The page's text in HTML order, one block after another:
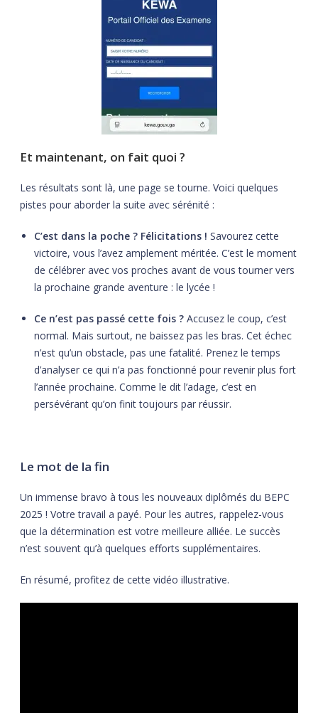
Et maintenant, on fait quoi ?
Les résultats sont là, une page se tourne. Voici quelques
pistes pour aborder la suite avec sérénité :
C’est dans la poche ? Félicitations ! Savourez cette
victoire, vous l’avez amplement méritée. C’est le moment
de célébrer avec vos proches avant de vous tourner vers
la prochaine grande aventure : le lycée !
Ce n’est pas passé cette fois ? Accusez le coup, c’est
normal. Mais surtout, ne baissez pas les bras. Cet échec
n’est qu’un obstacle, pas une fatalité. Prenez le temps
d’analyser ce qui n’a pas fonctionné pour revenir plus fort
l’année prochaine. Comme le dit l’adage, c’est en
persévérant qu’on finit toujours par réussir.
Le mot de la fin
Un immense bravo à tous les nouveaux diplômés du BEPC
2025 ! Votre travail a payé. Pour les autres, rappelez-vous
que la détermination est votre meilleure alliée. Le succès
n’est souvent qu’à quelques efforts supplémentaires.
En résumé, profitez de cette vidéo illustrative.